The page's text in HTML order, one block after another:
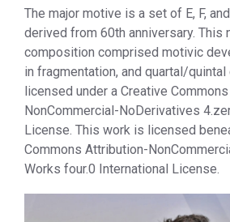
TAGS
The major motive is a set of E, F,
derived from 60th anniversary. This
composition comprised motivic
in fragmentation, and quartal/
licensed under a Creative
NonCommercial-NoDerivatives
License. This work is licensed
Commons Attribution-
Works four.0 International License.